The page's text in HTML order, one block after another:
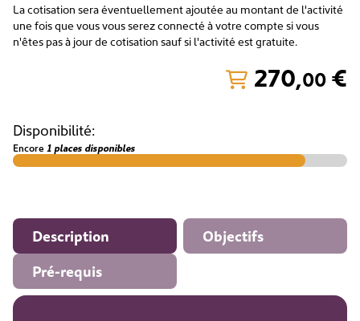
La cotisation sera éventuellement ajoutée au montant de l'activité
une fois que vous vous serez connecté à votre compte si vous
n'êtes pas à jour de cotisation sauf si l'activité est gratuite.
270,00 €
Disponibilité:
Encore 1 places disponibles
Description
Objectifs
Pré-requis